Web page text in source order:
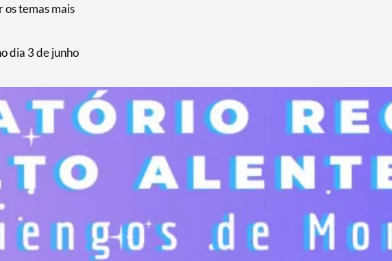
os temas mais
dia 3 de junho